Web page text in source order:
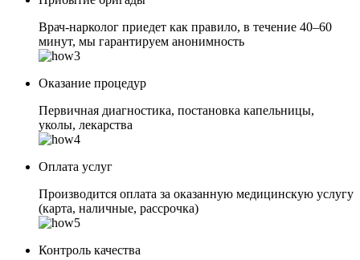
Врач-нарколог приедет как правило, в течение 40–60
минут, мы гарантируем анонимность
Оказание процедур
Первичная диагностика, постановка капельницы,
уколы, лекарства
Оплата услуг
Производится оплата за оказанную медицинскую услугу
(карта, наличные, рассрочка)
Контроль качества